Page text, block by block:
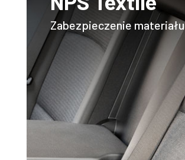
Zabezpieczenie materiału